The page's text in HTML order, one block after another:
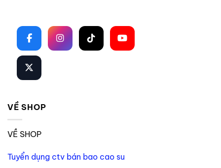
VỀ SHOP
VỀ SHOP
Tuyển dụng ctv bán bao cao su